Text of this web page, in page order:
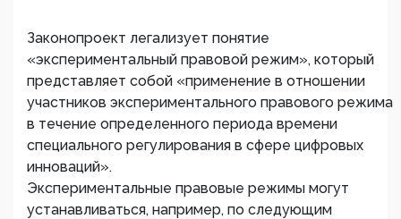
Законопроект легализует понятие
«экспериментальный правовой режим», который
представляет собой «применение в отношении
участников экспериментального правового режима
в течение определенного периода времени
специального регулирования в сфере цифровых
инноваций».
Экспериментальные правовые режимы могут
устанавливаться, например, по следующим